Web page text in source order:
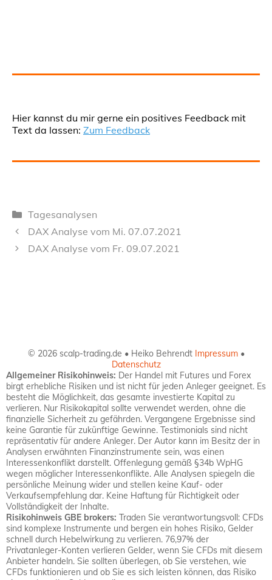
Hier kannst du mir gerne ein positives Feedback mit
Text da lassen: Zum Feedback
Kategorien
Tagesanalysen
DAX Analyse vom Mi. 07.07.2021
DAX Analyse vom Fr. 09.07.2021
© 2026 scalp-trading.de • Heiko Behrendt Impressum•
Datenschutz
Allgemeiner Risikohinweis: Der Handel mit Futures und Forex
birgt erhebliche Risiken und ist nicht für jeden Anleger geeignet. Es
besteht die Möglichkeit, das gesamte investierte Kapital zu
verlieren. Nur Risikokapital sollte verwendet werden, ohne die
finanzielle Sicherheit zu gefährden. Vergangene Ergebnisse sind
keine Garantie für zukünftige Gewinne. Testimonials sind nicht
repräsentativ für andere Anleger. Der Autor kann im Besitz der in
Analysen erwähnten Finanzinstrumente sein, was einen
Interessenkonflikt darstellt. Offenlegung gemäß §34b WpHG
wegen möglicher Interessenkonflikte. Alle Analysen spiegeln die
persönliche Meinung wider und stellen keine Kauf- oder
Verkaufsempfehlung dar. Keine Haftung für Richtigkeit oder
Vollständigkeit der Inhalte.
Risikohinweis GBE brokers: Traden Sie verantwortungsvoll: CFDs
sind komplexe Instrumente und bergen ein hohes Risiko, Gelder
schnell durch Hebelwirkung zu verlieren. 76,97% der
Privatanleger-Konten verlieren Gelder, wenn Sie CFDs mit diesem
Anbieter handeln. Sie sollten überlegen, ob Sie verstehen, wie
CFDs funktionieren und ob Sie es sich leisten können, das Risiko